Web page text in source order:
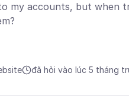
my accounts, but when
đã hỏi vào lúc 5 tháng